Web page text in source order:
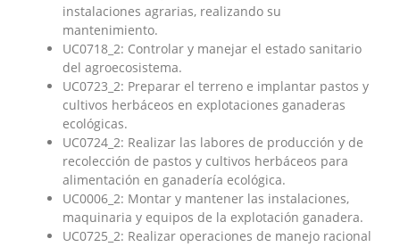
instalaciones agrarias, realizando su
mantenimiento.
UC0718_2: Controlar y manejar el estado sanitario
del agroecosistema.
UC0723_2: Preparar el terreno e implantar pastos y
cultivos herbáceos en explotaciones ganaderas
ecológicas.
UC0724_2: Realizar las labores de producción y de
recolección de pastos y cultivos herbáceos para
alimentación en ganadería ecológica.
UC0006_2: Montar y mantener las instalaciones,
maquinaria y equipos de la explotación ganadera.
UC0725_2: Realizar operaciones de manejo racional